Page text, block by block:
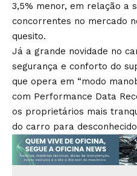
3,5% menor, em relação a
concorrentes no mercado
quesito.
Já a grande novidade no
segurança e conforto do
que opera em “modo
com Performance Data
os proprietários mais
do carro para